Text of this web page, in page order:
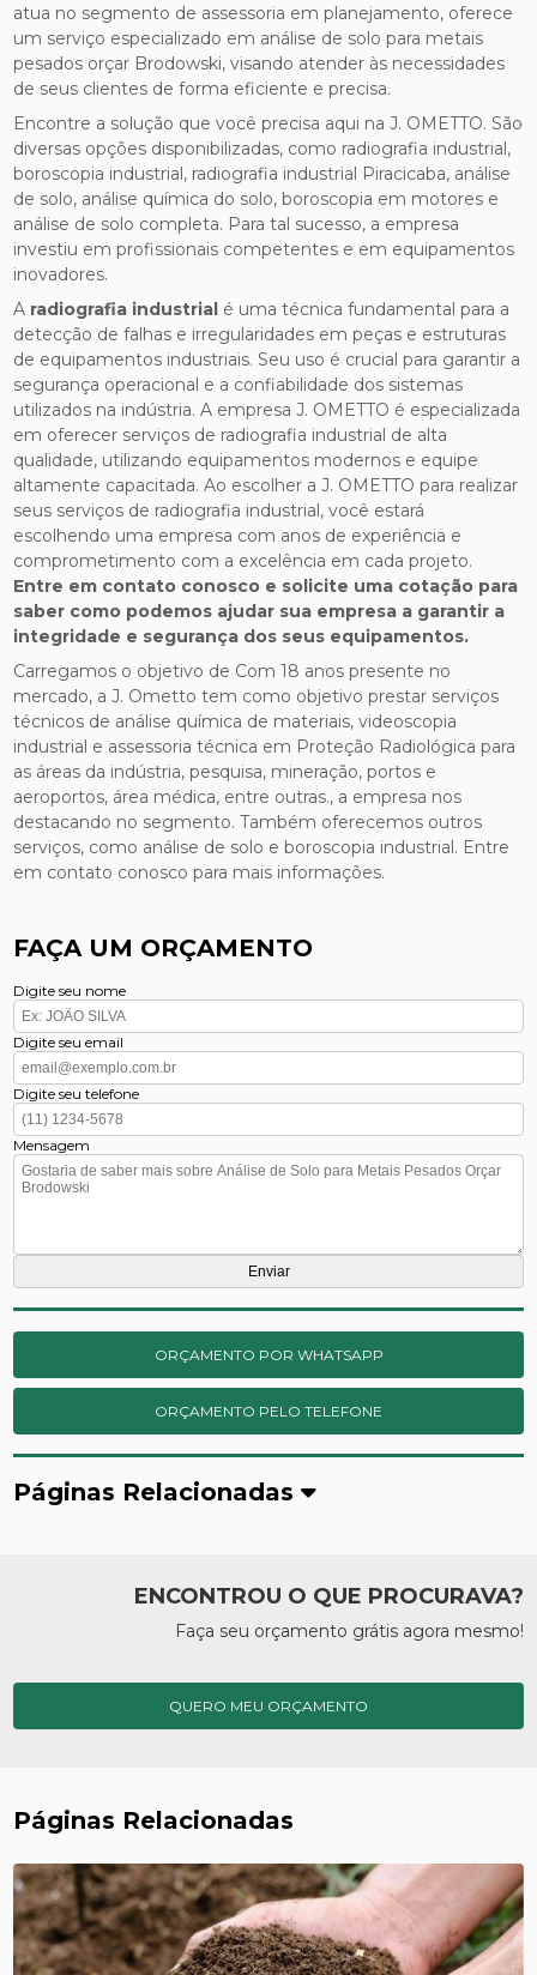
atua no segmento de assessoria em planejamento, oferece
um serviço especializado em análise de solo para metais
pesados orçar Brodowski, visando atender às necessidades
de seus clientes de forma eficiente e precisa.
Encontre a solução que você precisa aqui na J. OMETTO. São
diversas opções disponibilizadas, como radiografia industrial,
boroscopia industrial, radiografia industrial Piracicaba, análise
de solo, análise química do solo, boroscopia em motores e
análise de solo completa. Para tal sucesso, a empresa
investiu em profissionais competentes e em equipamentos
inovadores.
A radiografia industrial é uma técnica fundamental para a
detecção de falhas e irregularidades em peças e estruturas
de equipamentos industriais. Seu uso é crucial para garantir a
segurança operacional e a confiabilidade dos sistemas
utilizados na indústria. A empresa J. OMETTO é especializada
em oferecer serviços de radiografia industrial de alta
qualidade, utilizando equipamentos modernos e equipe
altamente capacitada. Ao escolher a J. OMETTO para realizar
seus serviços de radiografia industrial, você estará
escolhendo uma empresa com anos de experiência e
comprometimento com a excelência em cada projeto.
Entre em contato conosco e solicite uma cotação para
saber como podemos ajudar sua empresa a garantir a
integridade e segurança dos seus equipamentos.
Carregamos o objetivo de Com 18 anos presente no
mercado, a J. Ometto tem como objetivo prestar serviços
técnicos de análise química de materiais, videoscopia
industrial e assessoria técnica em Proteção Radiológica para
as áreas da indústria, pesquisa, mineração, portos e
aeroportos, área médica, entre outras., a empresa nos
destacando no segmento. Também oferecemos outros
serviços, como análise de solo e boroscopia industrial. Entre
em contato conosco para mais informações.
FAÇA UM ORÇAMENTO
Digite seu nome
Digite seu email
Digite seu telefone
Mensagem
ORÇAMENTO POR WHATSAPP
ORÇAMENTO PELO TELEFONE
Páginas Relacionadas
ENCONTROU O QUE PROCURAVA?
Faça seu orçamento grátis agora mesmo!
QUERO MEU ORÇAMENTO
Páginas Relacionadas